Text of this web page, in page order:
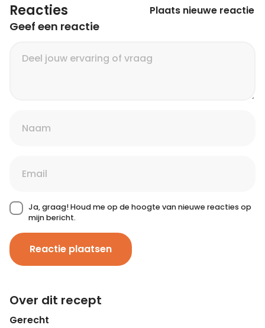
Reacties Plaats nieuwe reactie
Geef een reactie
Ja, graag! Houd me op de hoogte van nieuwe reacties op
mijn bericht.
Reactie plaatsen
Over dit recept
Gerecht